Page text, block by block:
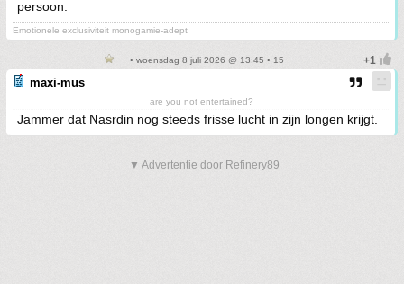
persoon.
Emotionele exclusiviteit monogamie-adept
• woensdag 8 juli 2026 @ 13:45 • 15
maxi-mus
are you not entertained?
Jammer dat Nasrdin nog steeds frisse lucht in zijn longen krijgt.
▼ Advertentie door Refinery89